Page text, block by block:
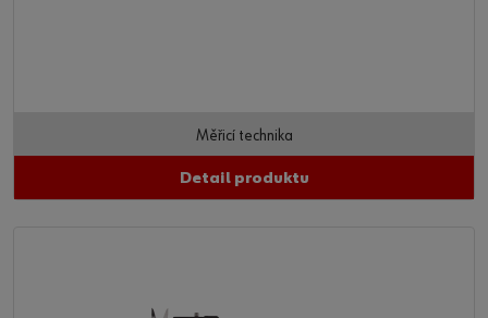
Měřicí technika
Detail produktu